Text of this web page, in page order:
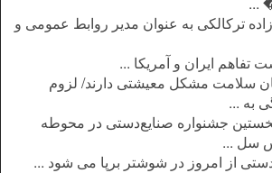
ترکالکی به عنوان مدیر روابط عمومی و
تفاهم ایران و آمریکا ...
سلامت مشکل معیشتی دارند/ لزوم
به ...
جشنواره صنایع‌دستی در محوطه
سل ...
از امروز در شوشتر برپا می شود ...